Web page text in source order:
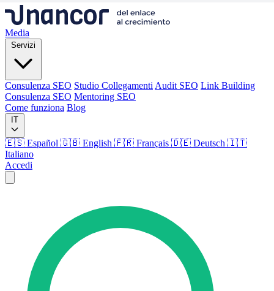
Media
Servizi
Consulenza SEO Studio Collegamenti Audit SEO Link Building
Consulenza SEO Mentoring SEO
Come funziona Blog
IT
🇪🇸 Español 🇬🇧 English 🇫🇷 Français 🇩🇪 Deutsch 🇮🇹
Italiano
Accedi
Consulenza SEO Studio Collegamenti Audit SEO
Consulenza SEO
Come funziona
Lingua